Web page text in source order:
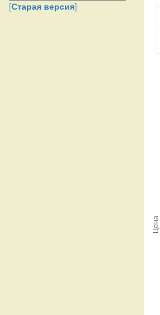
[Старая версия]
Цена